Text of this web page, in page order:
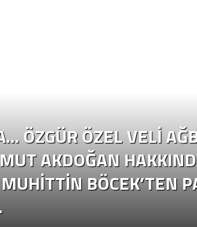
ÖZGÜR ÖZEL VELI
AKDOĞAN
BÖCEK’TEN